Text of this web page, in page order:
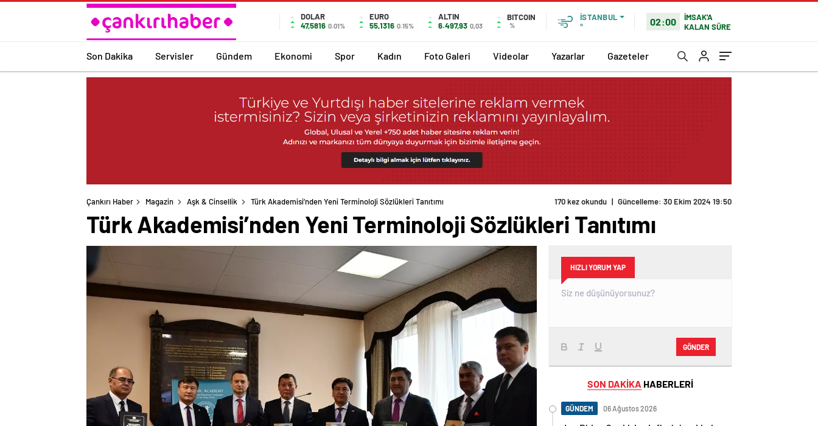
DOLAR
47,5816 0.01%
EURO
55,1316 0.15%
ALTIN
6.497,93 0,03
BITCOIN
%
İSTANBUL
°
02:00
İMSAK'A
KALAN SÜRE
Son Dakika Servisler Gündem Ekonomi Spor Kadın Foto Galeri Videolar Yazarlar Gazeteler
Çankırı Haber Magazin Aşk & Cinsellik Türk Akademisi’nden Yeni Terminoloji Sözlükleri Tanıtımı 170 kez okundu | Güncelleme: 30 Ekim 2024 19:50
Türk Akademisi’nden Yeni Terminoloji Sözlükleri Tanıtımı
HIZLI YORUM YAP
GÖNDER
SON DAKİKA HABERLERİ
GÜNDEM 06 Ağustos 2026